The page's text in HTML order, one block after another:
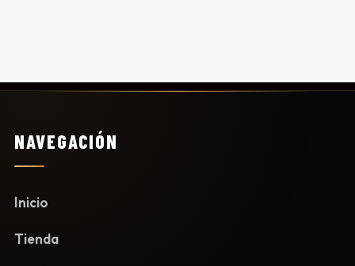
NAVEGACIÓN
Inicio
Tienda